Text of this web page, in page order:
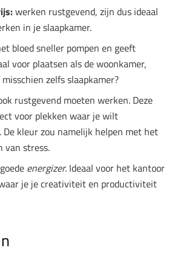
werken rustgevend, zijn dus ideaal
in je slaapkamer.
bloed sneller pompen en geeft
voor plaatsen als de woonkamer,
zelfs slaapkamer?
rustgevend moeten werken. Deze
voor plekken waar je wilt
De kleur zou namelijk helpen met het
van stress.
energizer. Ideaal voor het kantoor
je je creativiteit en productiviteit